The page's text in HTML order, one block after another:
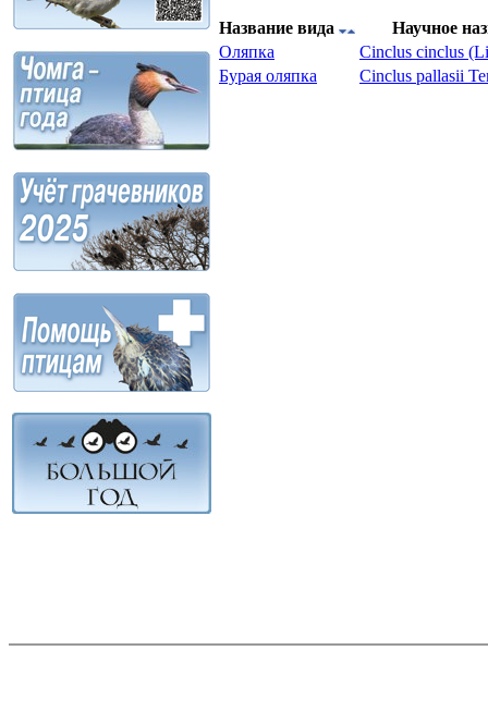
Название вида
Научное
Оляпка
Cinсlus cinсlus
Бурaя оляпка
Cinсlus pallasii